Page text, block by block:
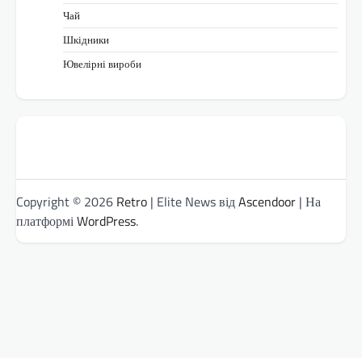
Чай
Шкідники
Ювелірні вироби
Copyright © 2026 Retro | Elite News відAscendoor | На
платформіWordPress.